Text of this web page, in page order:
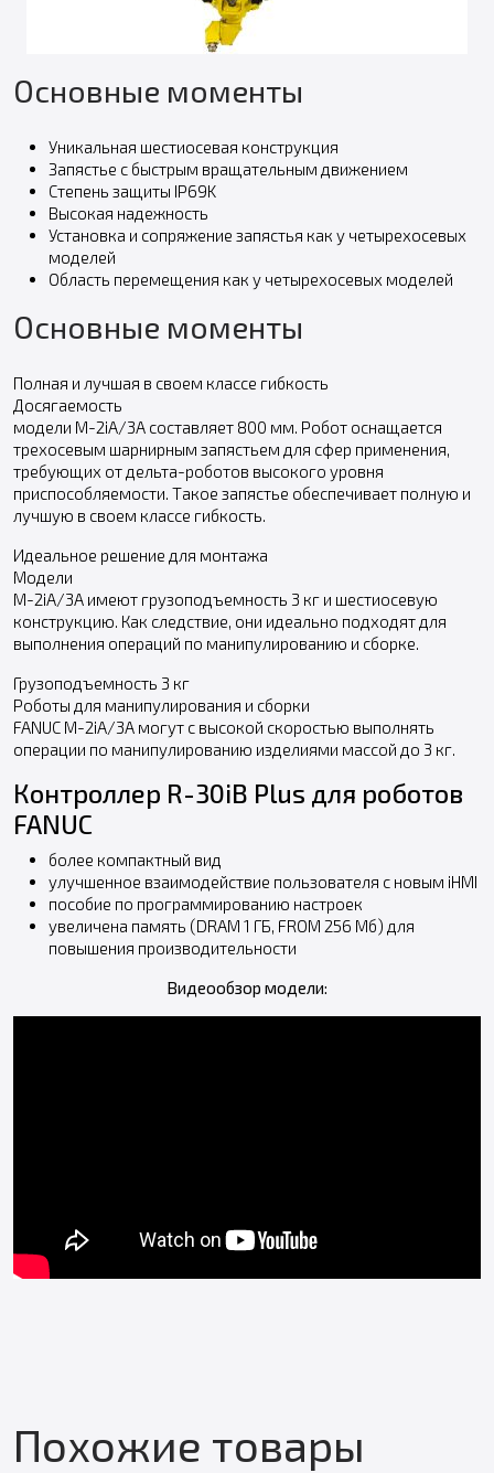
Основные моменты
Уникальная шестиосевая конструкция
Запястье с быстрым вращательным движением
Степень защиты IP69K
Высокая надежность
Установка и сопряжение запястья как у четырехосевых
моделей
Область перемещения как у четырехосевых моделей
Основные моменты
Полная и лучшая в своем классе гибкость
Досягаемость
модели M-2iA/3A составляет 800 мм. Робот оснащается
трехосевым шарнирным запястьем для сфер применения,
требующих от дельта-роботов высокого уровня
приспособляемости. Такое запястье обеспечивает полную и
лучшую в своем классе гибкость.
Идеальное решение для монтажа
Модели
M-2iA/3A имеют грузоподъемность 3 кг и шестиосевую
конструкцию. Как следствие, они идеально подходят для
выполнения операций по манипулированию и сборке.
Грузоподъемность 3 кг
Роботы для манипулирования и сборки
FANUC M-2iA/3A могут с высокой скоростью выполнять
операции по манипулированию изделиями массой до 3 кг.
Контроллер R-30iB Plus для роботов
FANUC
более компактный вид
улучшенное взаимодействие пользователя с новым iHMI
пособие по программированию настроек
увеличена память (DRAM 1 ГБ, FROM 256 Мб) для
повышения производительности
Видеообзор модели:
Похожие товары